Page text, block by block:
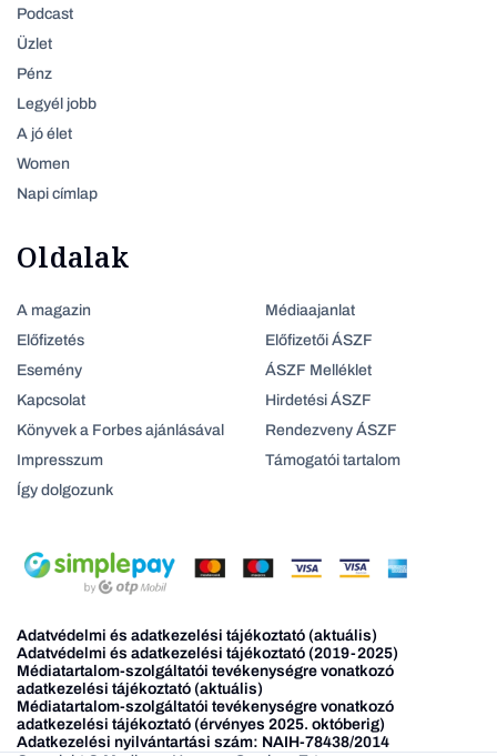
Podcast
Üzlet
Pénz
Legyél jobb
A jó élet
Women
Napi címlap
Oldalak
A magazin
Előfizetés
Esemény
Kapcsolat
Könyvek a Forbes ajánlásával
Impresszum
Így dolgozunk
Médiaajanlat
Előfizetői ÁSZF
ÁSZF Melléklet
Hirdetési ÁSZF
Rendezveny ÁSZF
Támogatói tartalom
Adatvédelmi és adatkezelési tájékoztató (aktuális)
Adatvédelmi és adatkezelési tájékoztató (2019-2025)
Médiatartalom-szolgáltatói tevékenységre vonatkozó
adatkezelési tájékoztató (aktuális)
Médiatartalom-szolgáltatói tevékenységre vonatkozó
adatkezelési tájékoztató (érvényes 2025. októberig)
Adatkezelési nyilvántartási szám: NAIH-78438/2014